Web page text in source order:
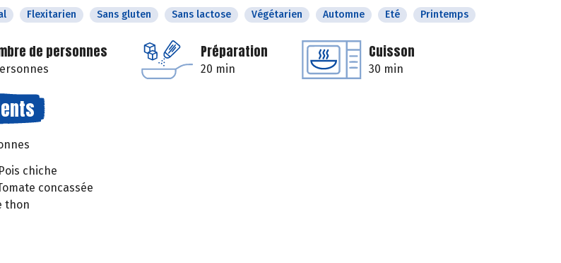
Flexitarien Sans gluten Sans lactose Végétarien Automne Eté Printemps
de personnes Préparation
20 min
Cuisson
30 min
chiche
concassée
thon